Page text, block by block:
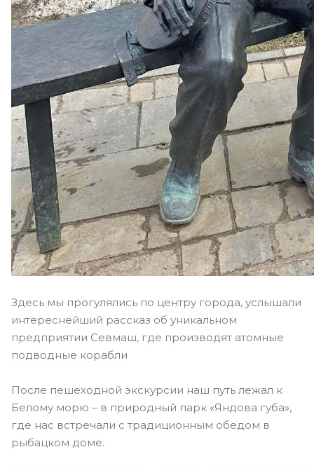
Здесь мы прогулялись по центру города, услышали
интереснейший рассказ об уникальном
предприятии Севмаш, где производят атомные
подводные корабли
После пешеходной экскурсии наш путь лежал к
Белому морю – в природный парк «Яндова губа»,
где нас встречали с традиционным обедом в
рыбацком доме.